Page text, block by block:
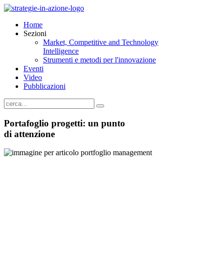
Home
Sezioni
Market, Competitive and Technology
Intelligence
Strumenti e metodi per l'innovazione
Eventi
Video
Pubblicazioni
Portafoglio progetti: un punto
di attenzione